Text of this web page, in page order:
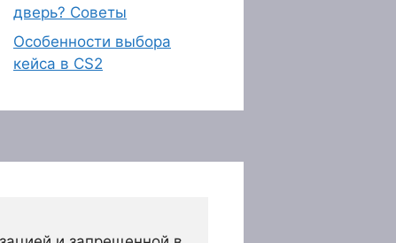
дверь? Советы
Особенности выбора
кейса в CS2